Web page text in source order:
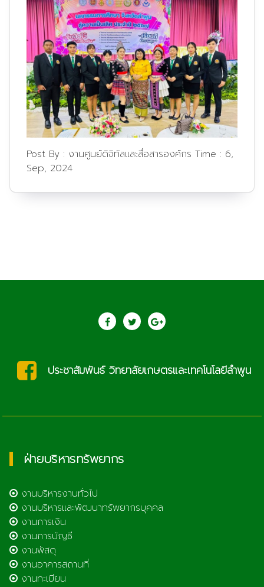
Post By : งานศูนย์ดิจิทัลและสื่อสารองค์กร Time : 6,
Sep, 2024
saraban@lcat.ac.th
ฝ่ายบริหารทรัพยากร
งานบริหารงานทั่วไป
งานบริหารและพัฒนาทรัพยากรบุคคล
งานการเงิน
งานการบัญชี
งานพัสดุ
งานอาคารสถานที่
งานทะเบียน